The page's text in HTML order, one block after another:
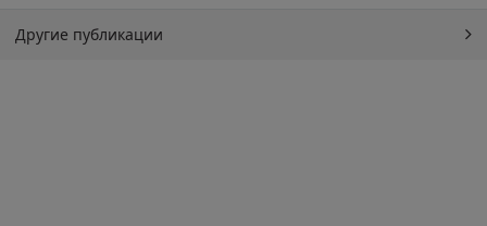
Другие публикации